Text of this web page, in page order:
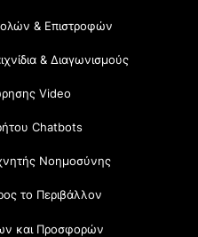
& Επιστροφών
& Διαγωνισμούς
Video
Chatbots
Νοημοσύνης
το Περιβάλλον
και Προσφορών